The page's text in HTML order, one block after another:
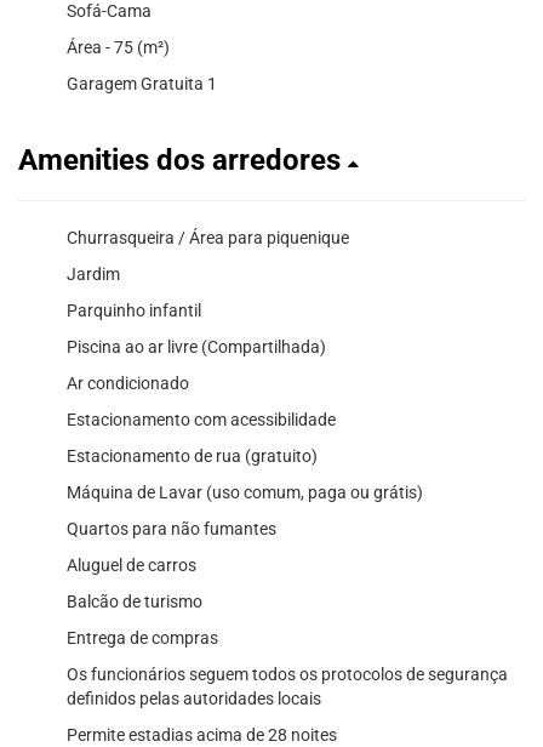
Sofá-Cama
Área - 75 (m²)
Garagem Gratuita 1
Amenities dos arredores
Churrasqueira / Área para piquenique
Jardim
Parquinho infantil
Piscina ao ar livre (Compartilhada)
Ar condicionado
Estacionamento com acessibilidade
Estacionamento de rua (gratuito)
Máquina de Lavar (uso comum, paga ou grátis)
Quartos para não fumantes
Aluguel de carros
Balcão de turismo
Entrega de compras
Os funcionários seguem todos os protocolos de segurança
definidos pelas autoridades locais
Permite estadias acima de 28 noites